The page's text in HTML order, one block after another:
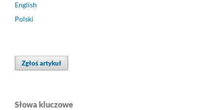
English
Polski
Zgłoś artykuł
Słowa kluczowe